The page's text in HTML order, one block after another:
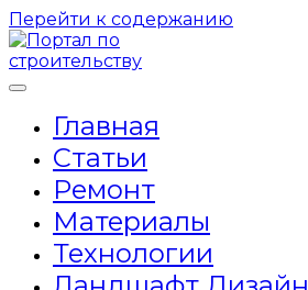
Перейти к содержанию
Главная
Статьи
Ремонт
Материалы
Технологии